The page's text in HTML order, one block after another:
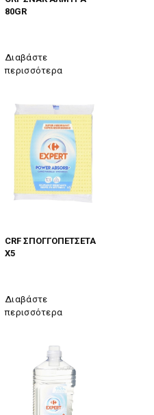
80GR
Διαβάστε
περισσότερα
CRF ΣΠΟΓΓΟΠΕΤΣΕΤΑ
Χ5
Διαβάστε
περισσότερα